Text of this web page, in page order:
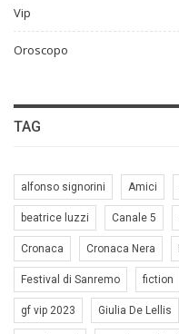
Vip
Oroscopo
TAG
alfonso signorini Amici
beatrice luzzi Canale 5
Cronaca Cronaca Nera
Festival di Sanremo fiction
gf vip 2023 Giulia De Lellis